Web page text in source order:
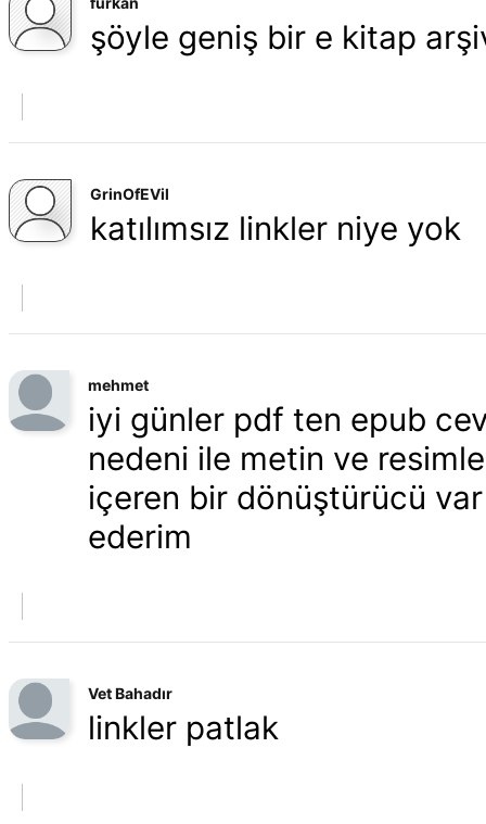
şöyle geniş bir e kitap
GrinOfEVil
katılımsız linkler niye yok
mehmet
iyi günler pdf ten epub
nedeni ile metin ve
içeren bir dönüştürücü var
ederim
Vet Bahadır
linkler patlak